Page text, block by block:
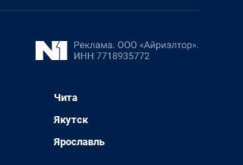
Чита
Якутск
Ярославль